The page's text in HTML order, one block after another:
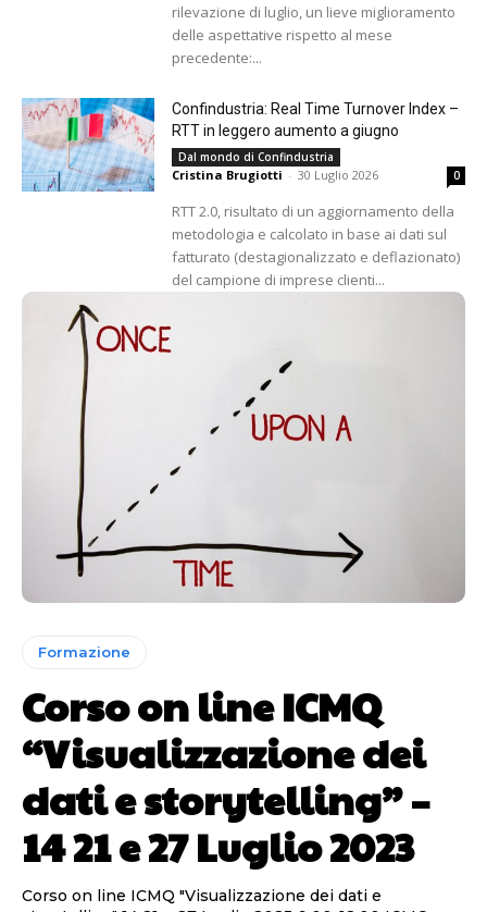
rilevazione di luglio, un lieve miglioramento
delle aspettative rispetto al mese
precedente:...
Confindustria: Real Time Turnover Index –
RTT in leggero aumento a giugno
Dal mondo di Confindustria
Cristina Brugiotti - 30 Luglio 2026 0
RTT 2.0, risultato di un aggiornamento della
metodologia e calcolato in base ai dati sul
fatturato (destagionalizzato e deflazionato)
del campione di imprese clienti...
Formazione
Corso on line ICMQ
“Visualizzazione dei
dati e storytelling” –
14 21 e 27 Luglio 2023
Corso on line ICMQ "Visualizzazione dei dati e